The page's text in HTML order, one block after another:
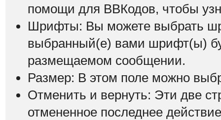
помощи для ВВКодов, чтобы
Шрифты: Вы можете выбрать
выбранный(е) вами шрифт(ы)
размещаемом сообщении.
Размер: В этом поле можно
Отменить и вернуть: Эти две
отмененное последнее